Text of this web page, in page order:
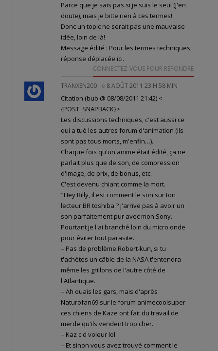
Parce que je sais pas si je suis le seul (j'en
doute), mais je bitte rien à ces termes!
Donc un topic ne serait pas une mauvaise
idée, loin de là!
Message édité : Pour les termes techniques,
réponse déplacée ici.
CONNECTEZ-VOUS POUR RÉPONDRE
TRANXEN200 le 8 AOÛT 2011 23 H 58 MIN
Citation (bub @ 08/08/2011 21:42) <
{POST_SNAPBACK}>
Les discussions techniques, c'est aussi ce
qui a tué les autres forum d'animation (ils
sont pas tous morts, m'enfin…).
Chaque fois qu'un anime était édité, ça ne
parlait plus que de son, de compression
d'image, de prix, de bonus, etc.
C'est devenu chiant comme la mort.
"Hey Billy, il est comment le son sur ton
lecteur BR toshiba ? j'arrive pas à avoir un
son parfaitement pur avec mon Sony.
Pourtant je l'ai branché loin du micro onde
pour éviter tout parasite.
– Pas de problème Robert-kun, si tu
t'achètes un câble de la NASA t'entendra
même les grillons de l'autre côté de
l'Atlantique.
– Ah ouais les gars, mais d'après
Naturofan69 sur le forum animecoolsuper
ces chiens de Kaze ont fait du travail de
merde qu'ils vendent trop cher.
– Kaz c d voleur lol
– Et sinon vous avez trouvé comment le